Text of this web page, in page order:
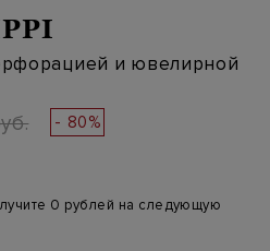
и ювелирной
- 80%
0 рублей на следующую